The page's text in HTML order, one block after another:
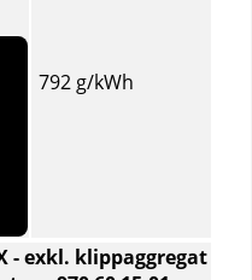
792 g/kWh
- exkl. klippaggregat